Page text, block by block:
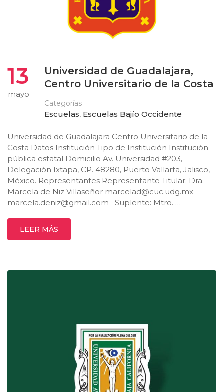
13
mayo
Universidad de Guadalajara,
Centro Universitario de la Costa
Categorías
Escuelas, Escuelas Bajío Occidente
Universidad de Guadalajara Centro Universitario de la
Costa Datos Institución Tipo de Institución Institución
pública estatal Domicilio Av. Universidad #203,
Delegación Ixtapa, CP. 48280, Puerto Vallarta, Jalisco,
México. Representantes Representante Titular: Dra.
Marcela de Niz Villaseñor marcelad@cuc.udg.mx
marcela.deniz@gmail.com Suplente: Mtro. …
LEER MÁS